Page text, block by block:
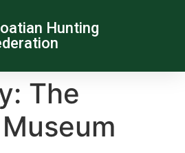
Hunting
The